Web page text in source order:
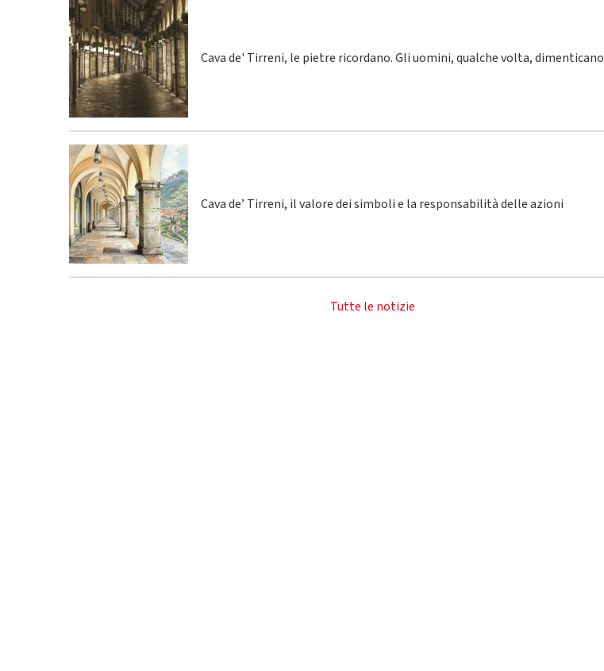
Cava de' Tirreni, le pietre ricordano. Gli uomini, qualche volta, dimenticano
Cava de’ Tirreni, il valore dei simboli e la responsabilità delle azioni
Tutte le notizie